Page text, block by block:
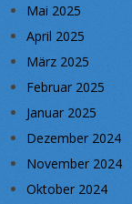
Mai 2025
April 2025
März 2025
Februar 2025
Januar 2025
Dezember 2024
November 2024
Oktober 2024